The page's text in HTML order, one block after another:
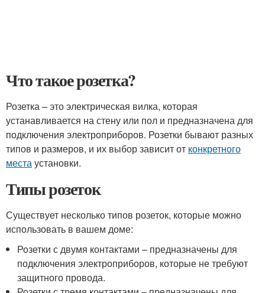
Что такое розетка?
Розетка – это электрическая вилка, которая
устанавливается на стену или пол и предназначена для
подключения электроприборов. Розетки бывают разных
типов и размеров, и их выбор зависит от конкретного
местаустановки.
Типы розеток
Существует несколько типов розеток, которые можно
использовать в вашем доме:
Розетки с двумя контактами – предназначены для
подключения электроприборов, которые не требуют
защитного провода.